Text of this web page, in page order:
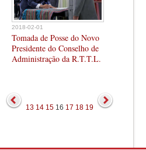
2018-02-01
Tomada de Posse do Novo
Presidente do Conselho de
Administração da R.T.T.L.
13 14 15 16 17 18 19